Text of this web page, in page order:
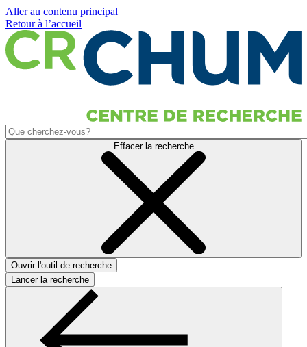
Aller au contenu principal
Retour à l’accueil
Effacer la recherche
Ouvrir l'outil de recherche
Lancer la recherche